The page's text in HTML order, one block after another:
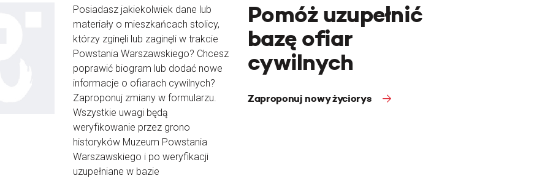
Posiadasz jakiekolwiek dane lub
materiały o mieszkańcach stolicy,
którzy zginęli lub zaginęli w trakcie
Powstania Warszawskiego? Chcesz
poprawić biogram lub dodać nowe
informacje o ofiarach cywilnych?
Zaproponuj zmiany w formularzu.
Wszystkie uwagi będą
weryfikowanie przez grono
historyków Muzeum Powstania
Warszawskiego i po weryfikacji
uzupełniane w bazie
Pomóż uzupełnić
bazę ofiar
cywilnych
Zaproponuj nowy życiorys